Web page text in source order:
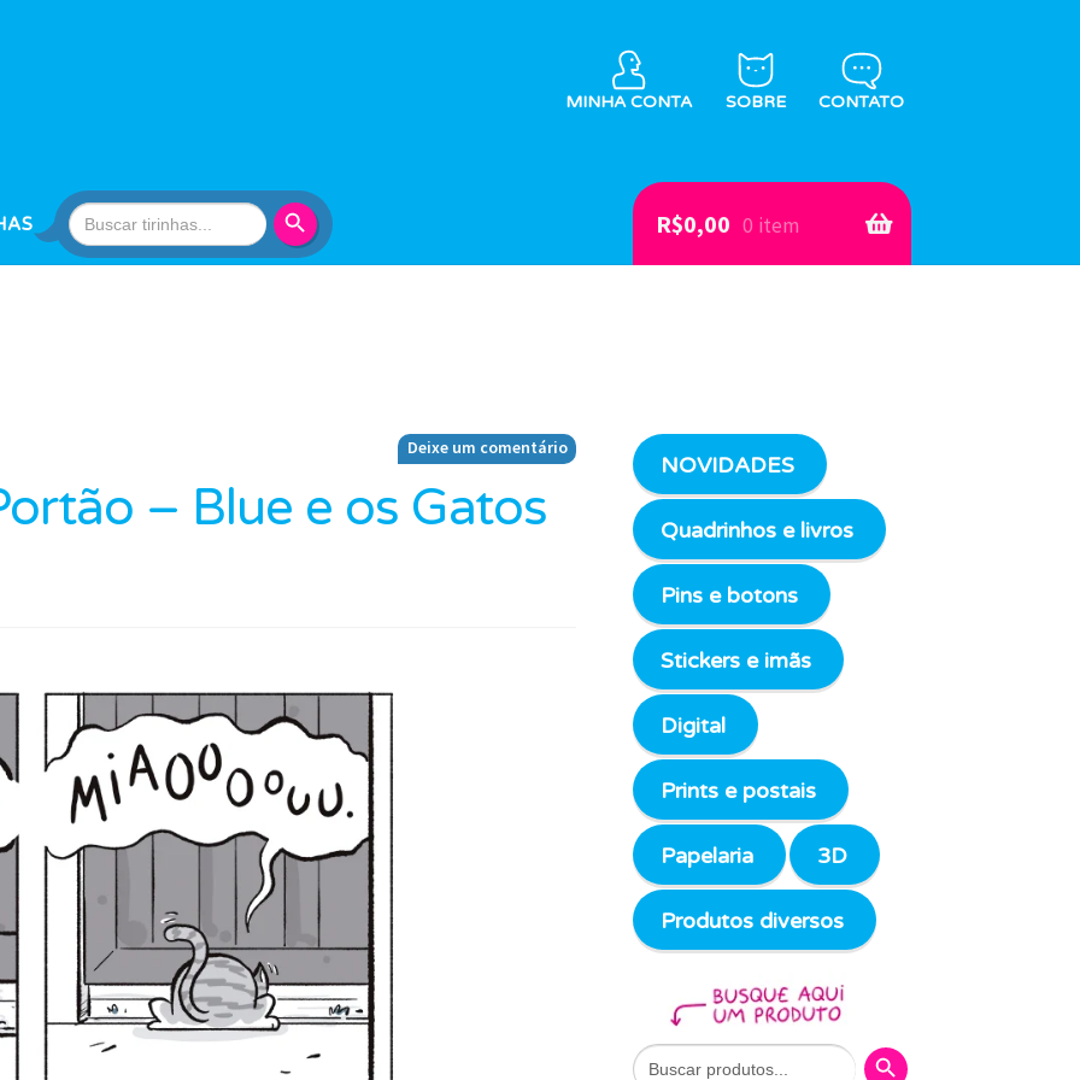
MINHA CONTA SOBRE CONTATO
Search
for:
R$0,00 0 item
Deixe um comentário
– Blue e os Gatos
NOVIDADES
Quadrinhos e livros
Pins e botons
Stickers e imãs
Digital
Prints e postais
Papelaria 3D
Produtos diversos
Search
for:
Search Button